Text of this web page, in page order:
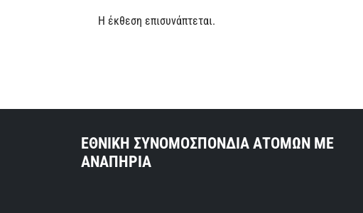
Η έκθεση επισυνάπτεται.
ΕΘΝΙΚΗ ΣΥΝΟΜΟΣΠΟΝΔΙΑ ΑΤΟΜΩΝ ΜΕ
ΑΝΑΠΗΡΙΑ